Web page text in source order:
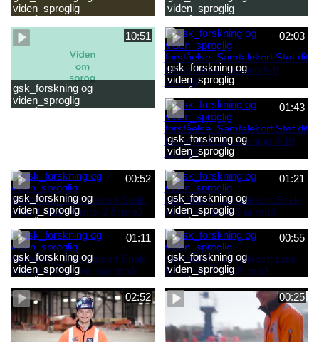
viden_sproglig
forståelse_Snak med dit barn
2-6 år.mp4
viden_sproglig
forståelse_Snak med din
baby 0-6 mdr.mp4
10:51
gsk_forskning og
viden_sproglig
forståelse_Barnets sproglige
02:03
gsk_forskning og
viden_sproglig
forståelse_Samtalekort Støt
dit barns første læsning 6-8
år.mp3
01:43
gsk_forskning og
viden_sproglig
forståelse_Samtalekort Støt
dit barns fortsatte læsning 8-
10 år.mp3
00:52
gsk_forskning og
viden_sproglig
forståelse_Samtalekort Snak
med dit barn 6 mdr-2 år.mp3
01:21
gsk_forskning og
viden_sproglig
forståelse_Samtalekort Snak
med dit barn 2-6 år.mp3
01:11
gsk_forskning og
viden_sproglig
forståelse_Samtalekort Snak
med din baby 0-6 mdr.mp3
00:55
gsk_forskning og
viden_sproglig
forståelse_Samtalekort Læs,
lyt og skriv 3-6 år.mp3
02:52 00:25